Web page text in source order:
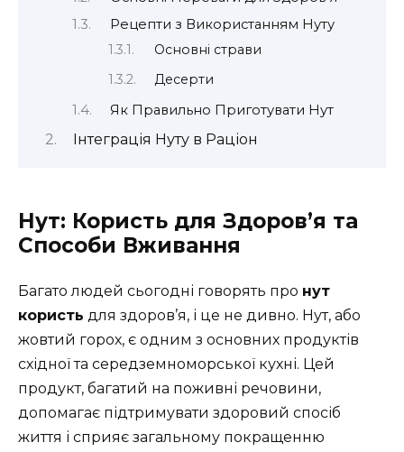
Рецепти з Використанням Нуту
Основні страви
Десерти
Як Правильно Приготувати Нут
Інтеграція Нуту в Раціон
Нут: Користь для Здоров’я та
Способи Вживання
Багато людей сьогодні говорять про нут
користь для здоров’я, і це не дивно. Нут, або
жовтий горох, є одним з основних продуктів
східної та середземноморської кухні. Цей
продукт, багатий на поживні речовини,
допомагає підтримувати здоровий спосіб
життя і сприяє загальному покращенню